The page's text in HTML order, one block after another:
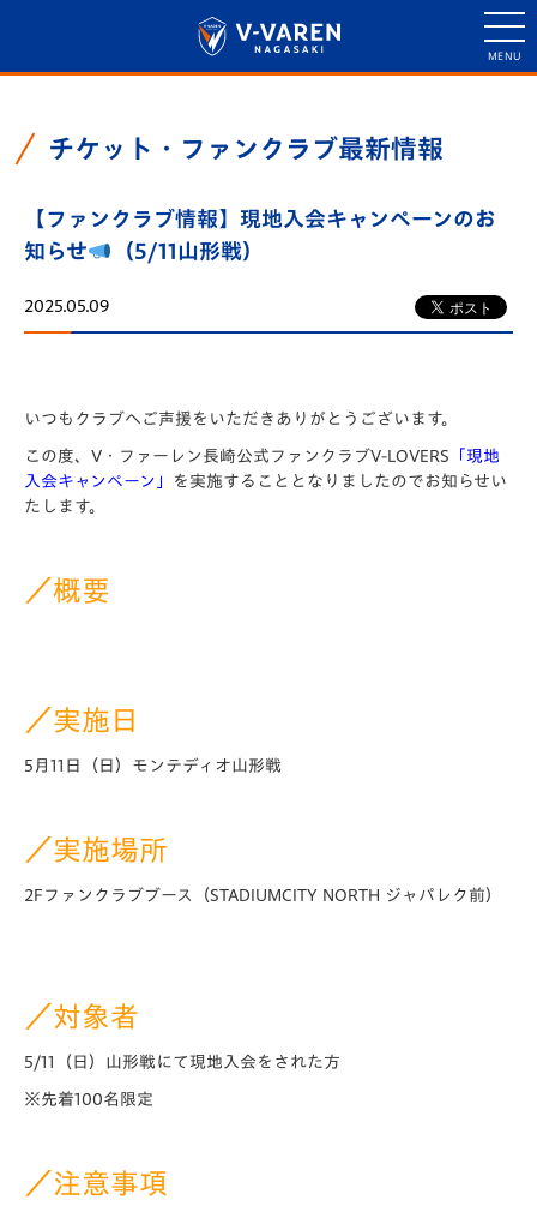
チケット・ファンクラブ最新情報
【ファンクラブ情報】現地入会キャンペーンのお
知らせ
（5/11山形戦）
2025.05.09
いつもクラブへご声援をいただきありがとうございます。
この度、V・ファーレン長崎公式ファンクラブV-LOVERS 「現地
入会キャンペーン」
を実施することとなりましたのでお知らせい
たします。
／概要
／実施日
5月11日（日）モンテディオ山形戦
／実施場所
2Fファンクラブブース（STADIUMCITY NORTH ジャパレク前）
／対象者
5/11（日）山形戦にて現地入会をされた方
※先着100名限定
／注意事項